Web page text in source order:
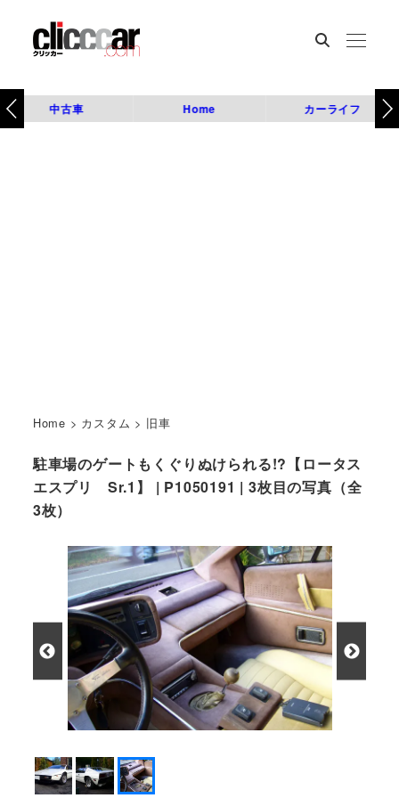
中古車 Home カーライフ
Home > カスタム > 旧車
駐車場のゲートもくぐりぬけられる!?【ロータス
エスプリ Sr.1】 | P1050191 | 3枚目の写真（全
3枚）